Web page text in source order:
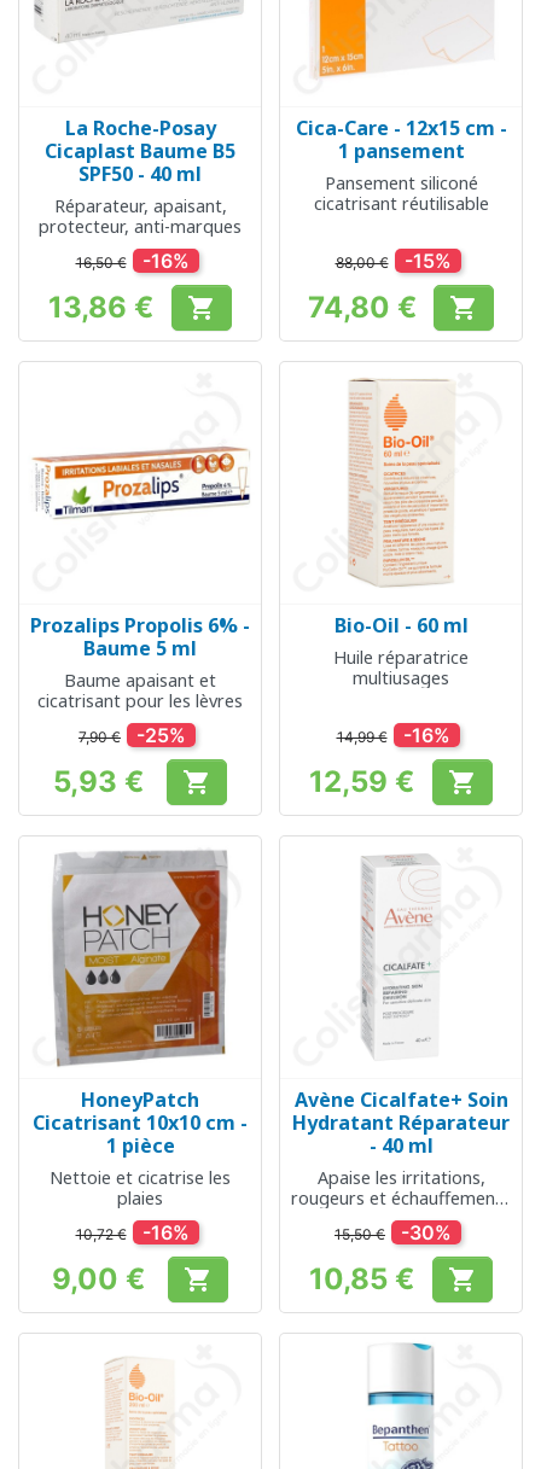
La Roche-Posay
Cicaplast Baume B5
SPF50 - 40 ml
Réparateur, apaisant,
protecteur, anti-marques
16,50 € -16%
Prix
13,86 € 
Cica-Care - 12x15 cm -
1 pansement
Pansement siliconé
cicatrisant réutilisable
88,00 € -15%
Prix
74,80 € 
Prozalips Propolis 6% -
Baume 5 ml
Baume apaisant et
cicatrisant pour les lèvres
7,90 € -25%
Prix
5,93 € 
Bio-Oil - 60 ml
Huile réparatrice
multiusages
14,99 € -16%
Prix
12,59 € 
HoneyPatch
Cicatrisant 10x10 cm -
1 pièce
Nettoie et cicatrise les
plaies
10,72 € -16%
Prix
9,00 € 
Avène Cicalfate+ Soin
Hydratant Réparateur
- 40 ml
Apaise les irritations,
rougeurs et échauffements
de la peau
15,50 € -30%
Prix
10,85 € 